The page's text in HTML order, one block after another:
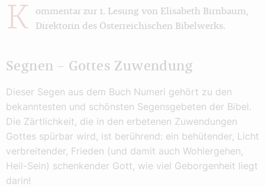
K
ommentar zur 1. Lesung von Elisabeth Birnbaum,
Direktorin des Österreichischen Bibelwerks.
Segnen – Gottes Zuwendung
Dieser Segen aus dem Buch Numeri gehört zu den
bekanntesten und schönsten Segensgebeten der Bibel.
Die Zärtlichkeit, die in den erbetenen Zuwendungen
Gottes spürbar wird, ist berührend: ein behütender, Licht
verbreitender, Frieden (und damit auch Wohlergehen,
Heil-Sein) schenkender Gott, wie viel Geborgenheit liegt
darin!